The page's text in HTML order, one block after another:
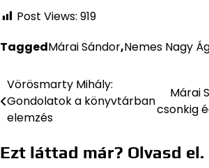
Post Views: 919
TaggedMárai Sándor,Nemes Nagy
Bejegyzés
navigáció
Vörösmarty Mihály:
Gondolatok a könyvtárban
elemzés
Márai
csonkig
Ezt láttad már? Olvasd el.